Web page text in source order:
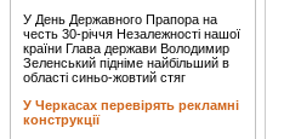
У День Державного Прапора на
честь 30-річчя Незалежності нашої
країни Глава держави Володимир
Зеленський підніме найбільший в
області синьо-жовтий стяг
У Черкасах перевірять рекламні
конструкції